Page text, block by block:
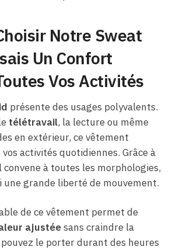
Notre Sweat
Un Confort
Vos Activités
présente des usages polyvalents.
télétravail, la lecture ou même
en extérieur, ce vêtement
vos activités quotidiennes. Grâce à
à toutes les morphologies,
grande liberté de mouvement.
de ce vêtement permet de
ajustéesans craindre la
le porter durant des heures